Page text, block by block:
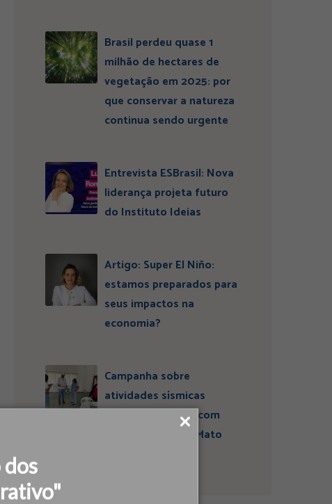
Brasil perdeu quase 1
milhão de hectares de
vegetação em 2025: por
que conservar a natureza
continua sendo urgente
Entrevista ESBrasil: Nova
liderança projeta futuro
do Instituto Ideias
Artigo: Super El Niño:
estamos preparados para
seus impactos na
economia?
Campanha sobre
atividades sísmicas
fortalece diálogo com
comunidades em Mato